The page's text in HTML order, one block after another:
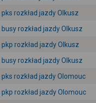
pks rozkład jazdy Olkusz
busy rozkład jazdy Olkusz
pkp rozkład jazdy Olkusz
busy rozkład jazdy Olkusz
pks rozkład jazdy Olomouc
pkp rozkład jazdy Olomouc